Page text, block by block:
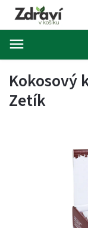
Kokosový
Zetík